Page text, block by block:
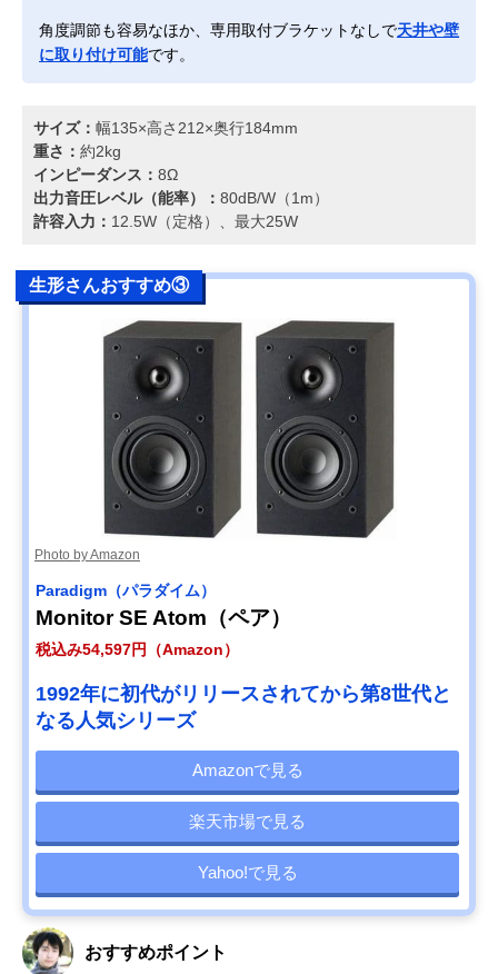
角度調節も容易なほか、専用取付ブラケットなしで天井や壁
に取り付け可能です。
サイズ： 幅135×高さ212×奥行184mm
重さ： 約2kg
インピーダンス： 8Ω
出力音圧レベル（能率）： 80dB/W（1m）
許容入力： 12.5W（定格）、最大25W
生形さんおすすめ③
Photo by Amazon
Paradigm（パラダイム）
Monitor SE Atom（ペア）
税込み54,597円（Amazon）
1992年に初代がリリースされてから第8世代と
なる人気シリーズ
Amazonで見る
楽天市場で見る
Yahoo!で見る
おすすめポイント